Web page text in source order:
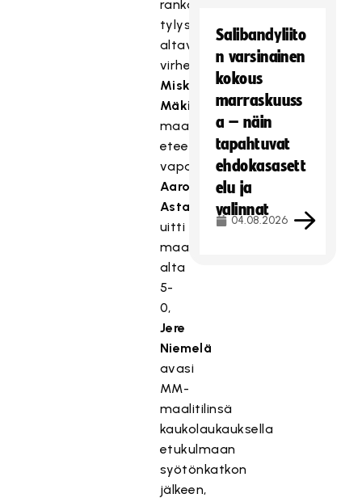
rankaisi
tylysti
altavastaajan
virheistä.
Miska
Mäkisen
maalin
eteen
vapauttama
Aaro
Astala
uitti
maalivahdin
alta
5-
0,
Jere
Niemelä
avasi
MM-
maalitilinsä
kaukolaukauksella
etukulmaan
syötönkatkon
jälkeen,
Salibandyliito
n varsinainen
kokous
marraskuuss
a – näin
tapahtuvat
ehdokasasett
elu ja
valinnat
04.08.2026